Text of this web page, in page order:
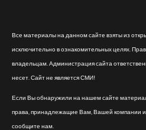
Все материалы на данном сайте взяты из
исключительно в ознакомительных целях.
владельцам. Администрация сайта
несет. Сайт не является СМИ!
Если Вы обнаружили на нашем сайте
права, принадлежащие Вам, Вашей компании
сообщите нам.